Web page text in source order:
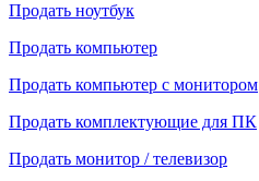
Продать ноутбук
Продать компьютер
Продать компьютер с монитором
Продать комплектующие для ПК
Продать монитор / телевизор